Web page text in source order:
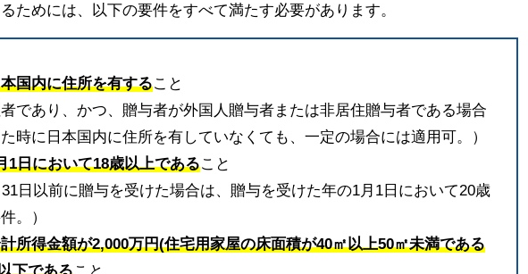
ためには、以下の要件をすべて満たす必要があります。
国内に住所を有すること
者であり、かつ、贈与者が外国人贈与者または非居住贈与者である場合
時に日本国内に住所を有していなくても、一定の場合には適用可。）
1日において18歳以上であること
31日以前に贈与を受けた場合は、贈与を受けた年の1月1日において20歳
。）
所得金額が2,000万円(住宅用家屋の床面積が40㎡以上50㎡未満である